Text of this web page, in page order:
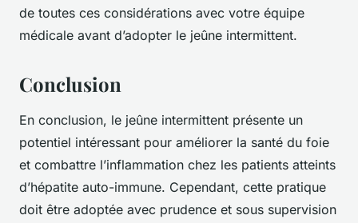
de toutes ces considérations avec votre équipe
médicale avant d’adopter le jeûne intermittent.
Conclusion
En conclusion, le jeûne intermittent présente un
potentiel intéressant pour améliorer la santé du foie
et combattre l’inflammation chez les patients atteints
d’hépatite auto-immune. Cependant, cette pratique
doit être adoptée avec prudence et sous supervision